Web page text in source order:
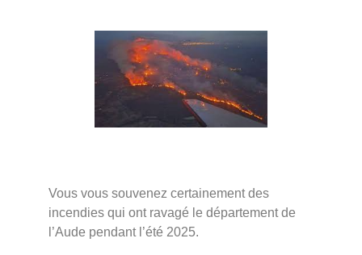
Vous vous souvenez certainement des
incendies qui ont ravagé le département de
l’Aude pendant l’été 2025.